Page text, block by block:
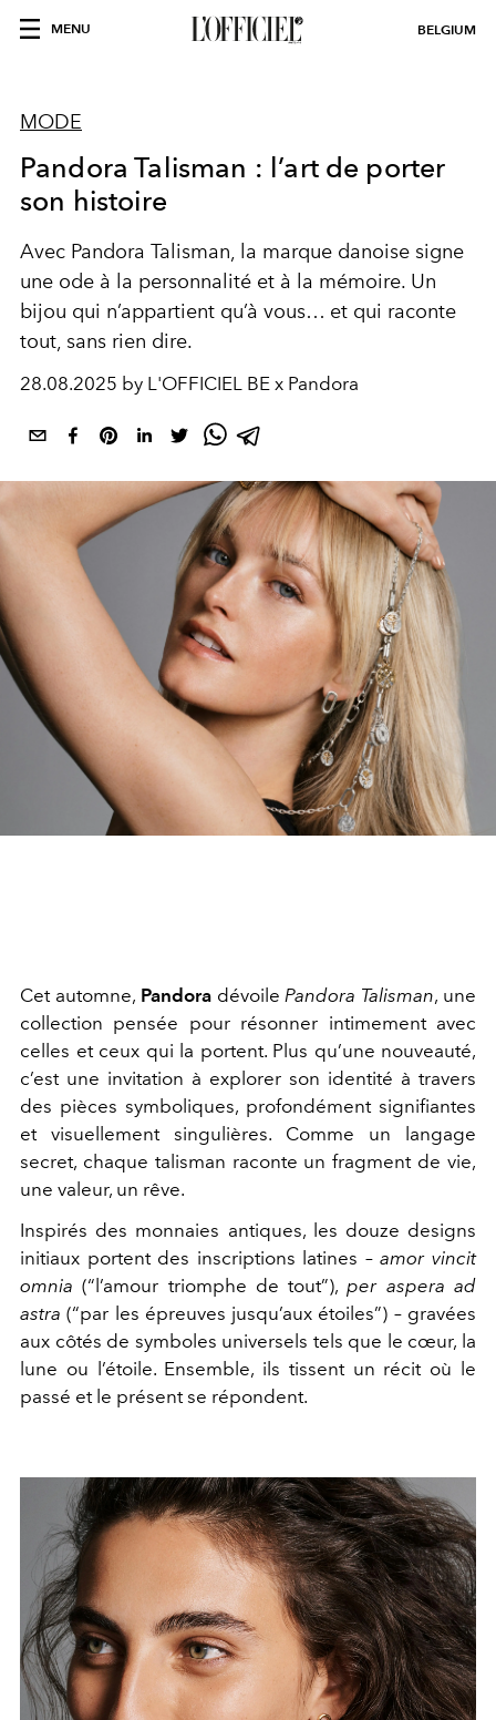
MENU BELGIUM
MODE
Pandora Talisman : l’art de porter
son histoire
Avec Pandora Talisman, la marque danoise signe
une ode à la personnalité et à la mémoire. Un
bijou qui n’appartient qu’à vous… et qui raconte
tout, sans rien dire.
28.08.2025 by L'OFFICIEL BE x Pandora
Cet automne, Pandoradévoile Pandora Talisman, une
collection pensée pour résonner intimement avec
celles et ceux qui la portent. Plus qu’une nouveauté,
c’est une invitation à explorer son identité à travers
des pièces symboliques, profondément signifiantes
et visuellement singulières. Comme un langage
secret, chaque talisman raconte un fragment de vie,
une valeur, un rêve.
Inspirés des monnaies antiques, les douze designs
initiaux portent des inscriptions latines –amor vincit
omnia (“l’amour triomphe de tout”), per aspera ad
astra (“par les épreuves jusqu’aux étoiles”) – gravées
aux côtés de symboles universels tels que le cœur, la
lune ou l’étoile. Ensemble, ils tissent un récit où le
passé et le présent se répondent.